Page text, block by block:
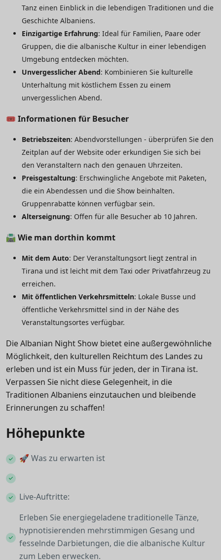
Tanz einen Einblick in die lebendigen Traditionen und die
Geschichte Albaniens.
Einzigartige Erfahrung: Ideal für Familien, Paare oder
Gruppen, die die albanische Kultur in einer lebendigen
Umgebung entdecken möchten.
Unvergesslicher Abend: Kombinieren Sie kulturelle
Unterhaltung mit köstlichem Essen zu einem
unvergesslichen Abend.
🎟️ Informationen für Besucher
Betriebszeiten: Abendvorstellungen - überprüfen Sie den
Zeitplan auf der Website oder erkundigen Sie sich bei
den Veranstaltern nach den genauen Uhrzeiten.
Preisgestaltung: Erschwingliche Angebote mit Paketen,
die ein Abendessen und die Show beinhalten.
Gruppenrabatte können verfügbar sein.
Alterseignung: Offen für alle Besucher ab 10 Jahren.
🛣️ Wie man dorthin kommt
Mit dem Auto: Der Veranstaltungsort liegt zentral in
Tirana und ist leicht mit dem Taxi oder Privatfahrzeug zu
erreichen.
Mit öffentlichen Verkehrsmitteln: Lokale Busse und
öffentliche Verkehrsmittel sind in der Nähe des
Veranstaltungsortes verfügbar.
Die Albanian Night Show bietet eine außergewöhnliche
Möglichkeit, den kulturellen Reichtum des Landes zu
erleben und ist ein Muss für jeden, der in Tirana ist.
Verpassen Sie nicht diese Gelegenheit, in die
Traditionen Albaniens einzutauchen und bleibende
Erinnerungen zu schaffen!
Höhepunkte
🚀 Was zu erwarten ist
Live-Auftritte:
Erleben Sie energiegeladene traditionelle Tänze,
hypnotisierenden mehrstimmigen Gesang und
fesselnde Darbietungen, die die albanische Kultur
zum Leben erwecken.